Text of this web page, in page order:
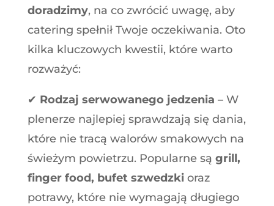
doradzimy, na co zwrócić uwagę, aby
catering spełnił Twoje oczekiwania. Oto
kilka kluczowych kwestii, które warto
rozważyć:
✔ Rodzaj serwowanego jedzenia – W
plenerze najlepiej sprawdzają się dania,
które nie tracą walorów smakowych na
świeżym powietrzu. Popularne są grill,
finger food, bufet szwedzkioraz
potrawy, które nie wymagają długiego